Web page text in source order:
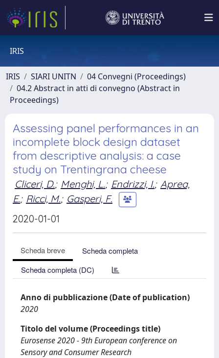
IRIS
IRIS SIARI UNITN
04 Convegni (Proceedings)
04.2 Abstract in atti di convegno (Abstract in
Proceedings)
Assessing panel performances in an
incomplete block design dataset
from descriptive analysis: a case
study on Trentingrana cheese
Cliceri, D.; Menghi, L.; Endrizzi, I.; Aprea,
E.; Ricci, M.; Gasperi, F.
2020-01-01
Scheda breve
Scheda completa
Scheda completa (DC)
Anno di pubblicazione (Date of publication)
2020
Titolo del volume (Proceedings title)
Eurosense 2020 - 9th European conference on
Sensory and Consumer Research